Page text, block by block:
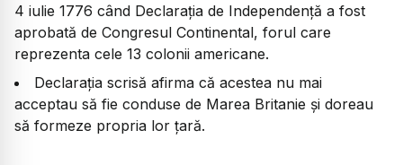
4 iulie 1776 când Declarația de Independență a fost
aprobată de Congresul Continental, forul care
reprezenta cele 13 colonii americane.
Declarația scrisă afirma că acestea nu mai
acceptau să fie conduse de Marea Britanie și doreau
să formeze propria lor țară.